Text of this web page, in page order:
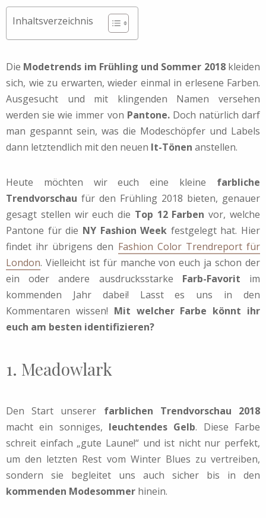
Inhaltsverzeichnis
Die Modetrends im Frühling und Sommer 2018kleiden
sich, wie zu erwarten, wieder einmal in erlesene Farben.
Ausgesucht und mit klingenden Namen versehen
werden sie wie immer von Pantone.Doch natürlich darf
man gespannt sein, was die Modeschöpfer und Labels
dann letztendlich mit den neuen It-Tönen anstellen.
Heute möchten wir euch eine kleine farbliche
Trendvorschau für den Frühling 2018 bieten, genauer
gesagt stellen wir euch die Top 12 Farben vor, welche
Pantone für die NY Fashion Week festgelegt hat. Hier
findet ihr übrigens den Fashion Color Trendreport für
London. Vielleicht ist für manche von euch ja schon der
ein oder andere ausdrucksstarke Farb-Favorit im
kommenden Jahr dabei! Lasst es uns in den
Kommentaren wissen! Mit welcher Farbe könnt ihr
euch am besten identifizieren?
1. Meadowlark
Den Start unserer farblichen Trendvorschau 2018
macht ein sonniges, leuchtendes Gelb. Diese Farbe
schreit einfach „gute Laune!“ und ist nicht nur perfekt,
um den letzten Rest vom Winter Blues zu vertreiben,
sondern sie begleitet uns auch sicher bis in den
kommenden Modesommer hinein.